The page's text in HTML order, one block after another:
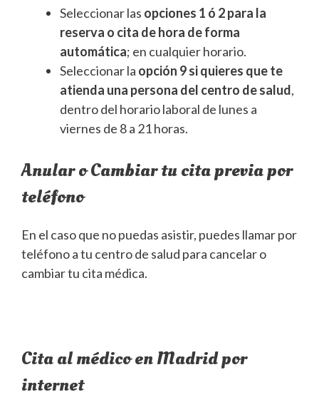
Seleccionar las opciones 1 ó 2 para la
reserva o cita de hora de forma
automática; en cualquier horario.
Seleccionar la opción 9 si quieres que te
atienda una persona del centro de salud,
dentro del horario laboral de lunes a
viernes de 8 a 21 horas.
Anular o Cambiar tu cita previa por
teléfono
En el caso que no puedas asistir, puedes llamar por
teléfono a tu centro de salud para cancelar o
cambiar tu cita médica.
Cita al médico en Madrid por
internet